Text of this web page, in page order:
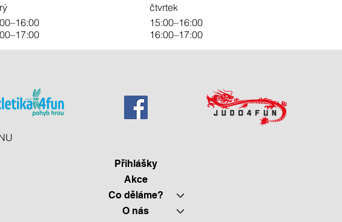
čtvrtek
15:00–16:00
16:00–17:00
Přihlášky
Akce
Co děláme?
O nás